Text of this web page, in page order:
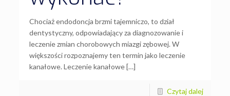
Chociaż endodoncja brzmi tajemniczo, to dział
dentystyczny, odpowiadający za diagnozowanie i
leczenie zmian chorobowych miazgi zębowej. W
większości rozpoznajemy ten termin jako leczenie
kanałowe. Leczenie kanałowe […]
Czytaj dalej